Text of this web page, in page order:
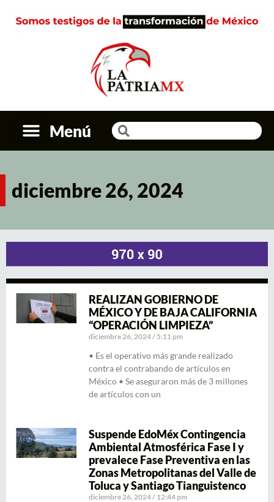
Menú
diciembre 26, 2024
REALIZAN GOBIERNO DE
MÉXICO Y DE BAJA CALIFORNIA
“OPERACIÓN LIMPIEZA”
diciembre 26, 2024 5:11 pm
• Es el operativo más grande realizado
contra el contrabando de artículos en
México • Se aseguraron más de 3 millones
de artículos con un
Suspende EdoMéx Contingencia
Ambiental Atmosférica Fase I y
prevalece Fase Preventiva en las
Zonas Metropolitanas del Valle de
Toluca y Santiago Tianguistenco
diciembre 26, 2024 12:44 pm